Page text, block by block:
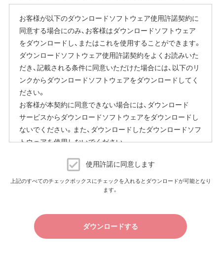
設定画面を表示していただき、[管理]-[ファームウェア更新]
内の「ファームウェア自動更新機能」で"自動更新をしな
い"に変更することで停止いただけます。
設定画面の表示方法の詳細は、本商品に同梱の取扱説明書
または、当社ホームページに掲載の「エアステーション設定
ガイド」をご覧ください。
本機能にはその他に下記の注意事項がございます。
ファームウェア自動更新中はインターネットに接続できな
くなります。
従量制課金契約の場合は、ファームウェアダウンロードに
よる通信費用や、パケット通信量の超過による速度制限が
お客様が以下のダウンロードソフトウェア使用許諾契約に
同意する場合にのみ、お客様はダウンロードソフトウェア
をダウンロードし、またはこれを使用することができます。
ダウンロードソフトウェア使用許諾契約をよくお読みいた
だき、記載される条件に同意いただけた場合には、以下のリ
ンクからダウンロードソフトウェアをダウンロードしてく
ださい。
お客様が本契約に同意できない場合には、ダウンロード
サービスからダウンロードソフトウェアをダウンロードし
ないでください。また、ダウンロードしたダウンロードソフ
トウェアを使用しないでください。
ダウンロードソフトウェア使用許諾契約
（株）バッファロー（以下、弊社といいます）は、お客様がダウ
ンロードソフトウェア使用許諾契約（以下、本契約といいま
ます）について弊社が保証契約に基づく修理を実施する際
の条件である保証契約約款、およびそれに含まれるソフト
ウェア（以下、添付ソフトウェアといいます）の使用許諾契
使用許諾に同意します
上記のすべてのチェックボックスにチェックを入れるとダウンロードが可能となり
ます。
ダウンロードする